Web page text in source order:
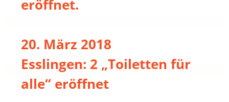
eröffnet.
20. März 2018
Esslingen: 2 „Toiletten für
alle“ eröffnet